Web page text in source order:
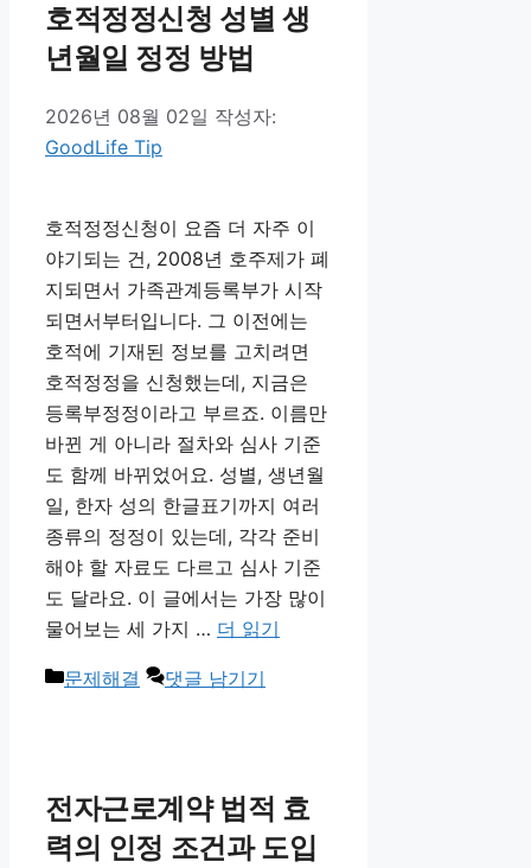
호적정정신청 성별 생
년월일 정정 방법
2026년 08월 02일 작성자:
GoodLife Tip
호적정정신청이 요즘 더 자주 이
야기되는 건, 2008년 호주제가 폐
지되면서 가족관계등록부가 시작
되면서부터입니다. 그 이전에는
호적에 기재된 정보를 고치려면
호적정정을 신청했는데, 지금은
등록부정정이라고 부르죠. 이름만
바뀐 게 아니라 절차와 심사 기준
도 함께 바뀌었어요. 성별, 생년월
일, 한자 성의 한글표기까지 여러
종류의 정정이 있는데, 각각 준비
해야 할 자료도 다르고 심사 기준
도 달라요. 이 글에서는 가장 많이
물어보는 세 가지 … 더 읽기
카
문제해결 댓글 남기기
전자근로계약 법적 효
력의 인정 조건과 도입